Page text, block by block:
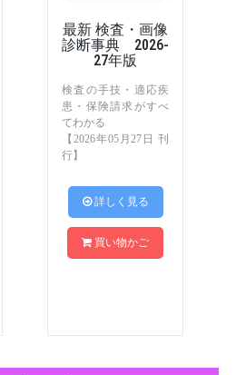
最新 検査・画像
診断事典 2026-
27年版
検査の手技・適応疾
患・保険請求がすべ
てわかる
【2026年05月27日 刊
行】
 詳しく見る
買い物かご